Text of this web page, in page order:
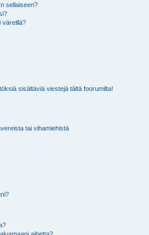
sellaiseen?
väreillä?
sisältäviä viestejä tältä foorumilta!
tai vihamiehistä